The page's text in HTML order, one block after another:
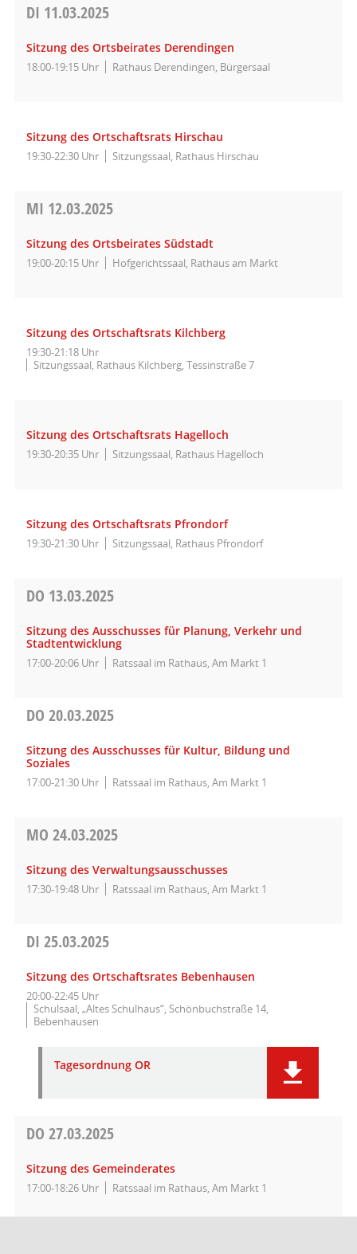
DI 11.03.2025
Sitzung des Ortsbeirates Derendingen
18:00-19:15 Uhr Rathaus Derendingen, Bürgersaal
Sitzung des Ortschaftsrats Hirschau
19:30-22:30 Uhr Sitzungssaal, Rathaus Hirschau
MI 12.03.2025
Sitzung des Ortsbeirates Südstadt
19:00-20:15 Uhr Hofgerichtssaal, Rathaus am Markt
Sitzung des Ortschaftsrats Kilchberg
19:30-21:18 Uhr
Sitzungssaal, Rathaus Kilchberg, Tessinstraße 7
Sitzung des Ortschaftsrats Hagelloch
19:30-20:35 Uhr Sitzungssaal, Rathaus Hagelloch
Sitzung des Ortschaftsrats Pfrondorf
19:30-21:30 Uhr Sitzungssaal, Rathaus Pfrondorf
DO 13.03.2025
Sitzung des Ausschusses für Planung, Verkehr und
Stadtentwicklung
17:00-20:06 Uhr Ratssaal im Rathaus, Am Markt 1
DO 20.03.2025
Sitzung des Ausschusses für Kultur, Bildung und
Soziales
17:00-21:30 Uhr Ratssaal im Rathaus, Am Markt 1
MO 24.03.2025
Sitzung des Verwaltungsausschusses
17:30-19:48 Uhr Ratssaal im Rathaus, Am Markt 1
DI 25.03.2025
Sitzung des Ortschaftsrates Bebenhausen
20:00-22:45 Uhr
Schulsaal, „Altes Schulhaus“, Schönbuchstraße 14,
Bebenhausen
Tagesordnung OR
DO 27.03.2025
Sitzung des Gemeinderates
17:00-18:26 Uhr Ratssaal im Rathaus, Am Markt 1